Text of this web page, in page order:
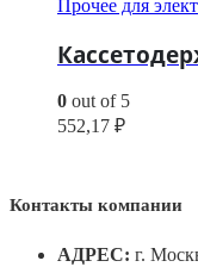
Прочее для
0 out of 5
552,17 ₽
Контакты компании
АДРЕС: г.